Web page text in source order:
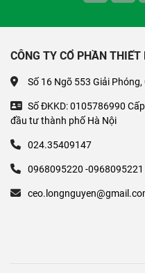
CÔNG TY CỔ PHẦN
Số 16 Ngõ 553 Giải
Số ĐKKD: 0105786990
đầu tư thành phố Hà Nội
024.35409147
0968095220 -